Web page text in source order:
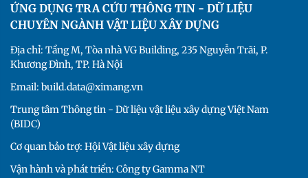
ỨNG DỤNG TRA CỨU THÔNG TIN - DỮ LIỆU
CHUYÊN NGÀNH VẬT LIỆU XÂY DỰNG
Địa chỉ: Tầng M, Tòa nhà VG Building, 235 Nguyễn Trãi, P.
Khương Đình, TP. Hà Nội
Email: build.data@ximang.vn
Trung tâm Thông tin - Dữ liệu vật liệu xây dựng Việt Nam
(BIDC)
Cơ quan bảo trợ: Hội Vật liệu xây dựng
Vận hành và phát triển: Công ty Gamma NT